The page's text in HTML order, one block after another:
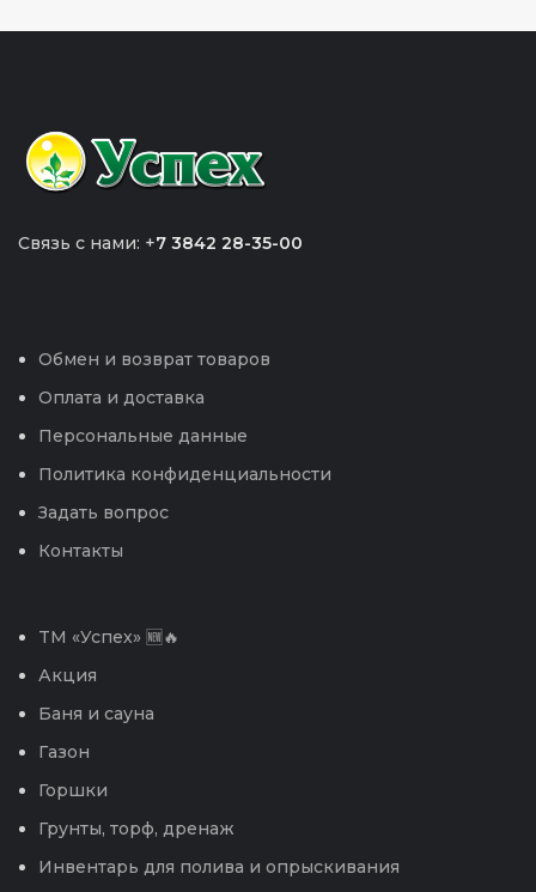
Связь с нами: +7 3842 28-35-00
Обмен и возврат товаров
Оплата и доставка
Персональные данные
Политика конфиденциальности
Задать вопрос
Контакты
TM «Успех» 🆕🔥
Акция
Баня и сауна
Газон
Горшки
Грунты, торф, дренаж
Инвентарь для полива и опрыскивания